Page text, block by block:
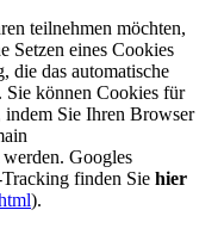
teilnehmen möchten,
Setzen eines Cookies
die das automatische
Sie können Cookies für
Sie Ihren Browser
Googles
finden Sie hier
).